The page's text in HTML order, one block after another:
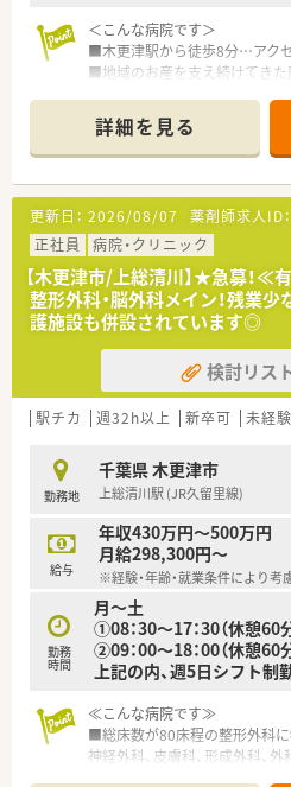
＜こんな病院です＞
■木更津駅から徒歩8分…アク
■地域のお産を支え続けてき
■隔年で社員旅行もあり、社員
されている病院です。
■3年前にリニューアルされ、
＜業務内容＞
■婦人科メインで内科、外科、
り扱いもございます。
■400品目、うち注射100品目
■入院患者様の調剤、監査（外来
■病棟業務
■持参薬鑑別、持参薬管理業務
■各種委員会
＜こんな方にオススメ＞
■婦人科に興味のある方、専門
ム医療の経験を積まれたい方！
■残業がほぼありません！プラ
ご就業されたい方！
詳細を見る
更新日： 2026/08/07 薬剤師求人ID：
正社員
病院・クリニック
【木更津市/上総清川】★急募！
整形外科・脳外科メイン！残業
護施設も併設されています◎
検討リス
駅チカ 週32h以上 新卒可 未経
勤務地
千葉県 木更津市
上総清川駅 (JR久留里線)
給与
年収430万円～500万円
月給298,300円～
※経験・年齢・就業条件により考
勤務
時間
月～土
①08：30～17：30（休憩60
②09：00～18：00（休憩60
上記の内、週5日シフト制
≪こんな病院です≫
■総床数が80床程の整形外科に
神経外科、皮膚科、形成外科、